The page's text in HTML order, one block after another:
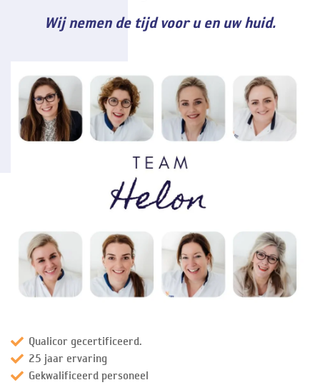
Wij nemen de tijd voor u en uw huid.
Qualicor gecertificeerd.
25 jaar ervaring
Gekwalificeerd personeel